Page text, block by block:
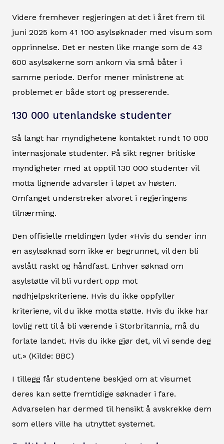
Videre fremhever regjeringen at det i året frem til
juni 2025 kom 41 100 asylsøknader med visum som
opprinnelse. Det er nesten like mange som de 43
600 asylsøkerne som ankom via små båter i
samme periode. Derfor mener ministrene at
problemet er både stort og presserende.
130 000 utenlandske studenter
Så langt har myndighetene kontaktet rundt 10 000
internasjonale studenter. På sikt regner britiske
myndigheter med at opptil 130 000 studenter vil
motta lignende advarsler i løpet av høsten.
Omfanget understreker alvoret i regjeringens
tilnærming.
Den offisielle meldingen lyder «Hvis du sender inn
en asylsøknad som ikke er begrunnet, vil den bli
avslått raskt og håndfast. Enhver søknad om
asylstøtte vil bli vurdert opp mot
nødhjelpskriteriene. Hvis du ikke oppfyller
kriteriene, vil du ikke motta støtte. Hvis du ikke har
lovlig rett til å bli værende i Storbritannia, må du
forlate landet. Hvis du ikke gjør det, vil vi sende deg
ut.» (Kilde: BBC)
I tillegg får studentene beskjed om at visumet
deres kan sette fremtidige søknader i fare.
Advarselen har dermed til hensikt å avskrekke dem
som ellers ville ha utnyttet systemet.